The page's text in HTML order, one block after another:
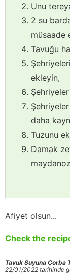
Unu
2 su
müsaade
Tavuğu
ekleyin,
daha
Tuzunu
Damak
Afiyet olsun...
Check the
Tavuk Suyuna Çorba
22/01/2022 tarihinde